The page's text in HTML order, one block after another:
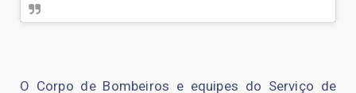
O Corpo de Bombeiros e equipes do Serviço de